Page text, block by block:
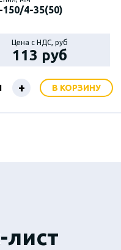
150/4-35(50)
Цена с НДС, руб
113 руб
+ В КОРЗИНУ
лист